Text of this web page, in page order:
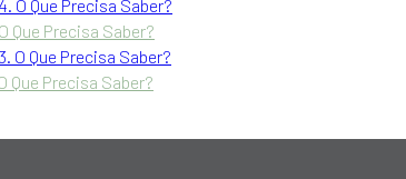
Que Precisa Saber?
Que Precisa Saber?